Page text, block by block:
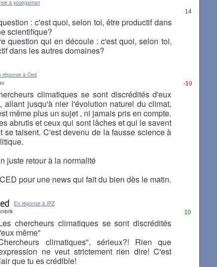
14
à yosegaman
: c'est quoi, selon toi, être productif dans
scientifique?
question qui en découle : c'est quoi, selon toi,
dans les autres domaines?
-19
réponse à Ced
climatiques se sont discrédités d'eux
allant jusqu'à nier l'évolution naturel du climat,
même plus un sujet , ni jamais pris en compte.
abrutis et ceux qui sont lâches et qui le savent
se taisent. C'est devenu de la fausse science à
juste retour à la normalité
pour une news qui fait du bien dès le matin.
10
En réponse à IPZ
chercheurs climatiques se sont discrédités
même"
climatiques", sérieux?! Rien que
ne veut strictement rien dire! C'est
que tu es crédible!